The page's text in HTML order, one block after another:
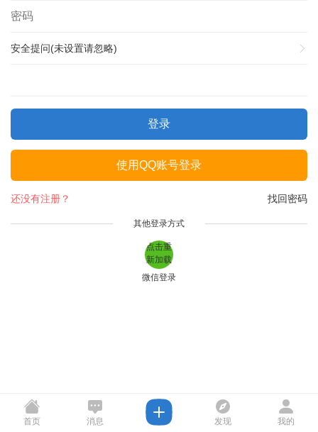
安全提问(未设置请忽略)
登录
使用QQ账号登录
找回密码
还没有注册？
其他登录方式
点击重
新加载
微信登录
首页 消息 发现 我的